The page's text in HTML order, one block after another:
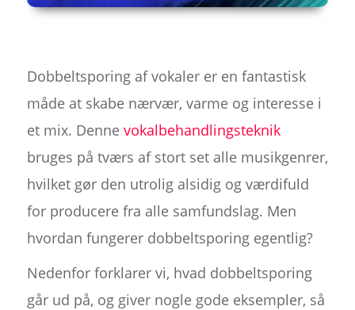
Dobbeltsporing af vokaler er en fantastisk
måde at skabe nærvær, varme og interesse i
et mix. Denne vokalbehandlingsteknik
bruges på tværs af stort set alle musikgenrer,
hvilket gør den utrolig alsidig og værdifuld
for producere fra alle samfundslag. Men
hvordan fungerer dobbeltsporing egentlig?
Nedenfor forklarer vi, hvad dobbeltsporing
går ud på, og giver nogle gode eksempler, så